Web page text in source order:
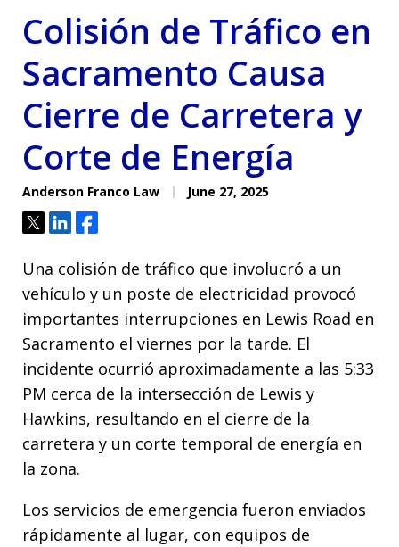
Colisión de Tráfico en
Sacramento Causa
Cierre de Carretera y
Corte de Energía
Anderson Franco Law June 27, 2025
TweetShareShare
Una colisión de tráfico que involucró a un
vehículo y un poste de electricidad provocó
importantes interrupciones en Lewis Road en
Sacramento el viernes por la tarde. El
incidente ocurrió aproximadamente a las 5:33
PM cerca de la intersección de Lewis y
Hawkins, resultando en el cierre de la
carretera y un corte temporal de energía en
la zona.
Los servicios de emergencia fueron enviados
rápidamente al lugar, con equipos de